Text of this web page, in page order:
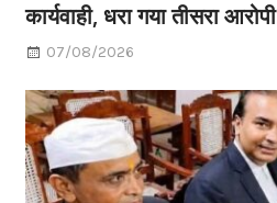
कार्यवाही, धरा गया तीसरा आरोपी
07/08/2026